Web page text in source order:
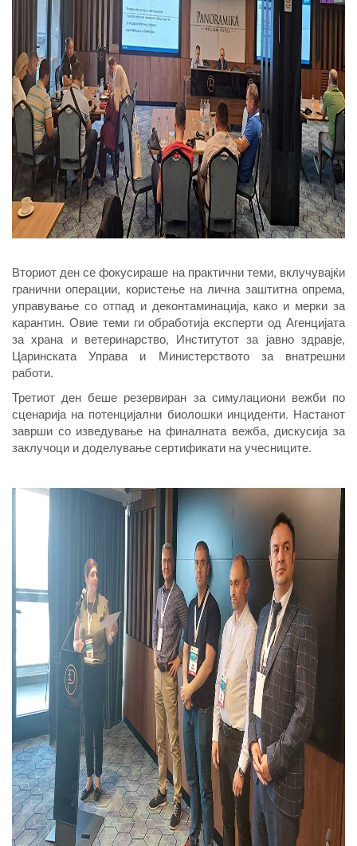
Вториот ден се фокусираше на практични теми, вклучувајќи
гранични операции, користење на лична заштитна опрема,
управување со отпад и деконтаминација, како и мерки за
карантин. Овие теми ги обработија експерти од Агенцијата
за храна и ветеринарство, Институтот за јавно здравје,
Царинската Управа и Министерството за внатрешни
работи.
Третиот ден беше резервиран за симулациони вежби по
сценарија на потенцијални биолошки инциденти. Настанот
заврши со изведување на финалната вежба, дискусија за
заклучоци и доделување сертификати на учесниците.